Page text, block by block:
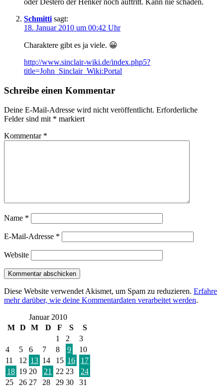
oder Destero der Henker noch auftritt. Kann nie schaden.
Schmitti sagt:
18. Januar 2010 um 00:42 Uhr
Charaktere gibt es ja viele. 😀
http://www.sinclair-wiki.de/index.php5?
title=John_Sinclair_Wiki:Portal
Schreibe einen Kommentar
Deine E-Mail-Adresse wird nicht veröffentlicht. Erforderliche
Felder sind mit * markiert
Kommentar *
Name *
E-Mail-Adresse *
Website
Diese Website verwendet Akismet, um Spam zu reduzieren. Erfahre
mehr darüber, wie deine Kommentardaten verarbeitet werden.
Januar 2010
M D M D F S
S
1
2
3
4
5 6 7 8 9
10
11
12 13 14 15 16
17
18 19 20 21 22 23
24
25
26 27 28 29 30
31